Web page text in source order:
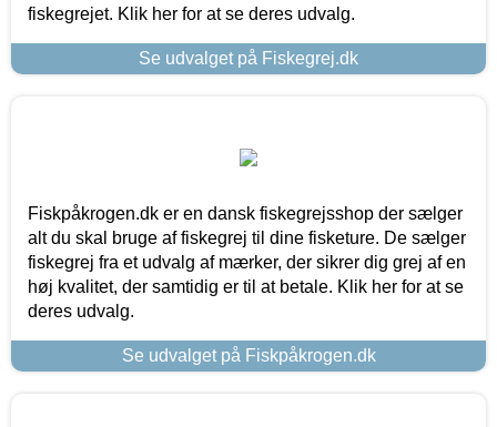
fiskegrejet. Klik her for at se deres udvalg.
Se udvalget på Fiskegrej.dk
Fiskpåkrogen.dk er en dansk fiskegrejsshop der sælger
alt du skal bruge af fiskegrej til dine fisketure. De sælger
fiskegrej fra et udvalg af mærker, der sikrer dig grej af en
høj kvalitet, der samtidig er til at betale. Klik her for at se
deres udvalg.
Se udvalget på Fiskpåkrogen.dk